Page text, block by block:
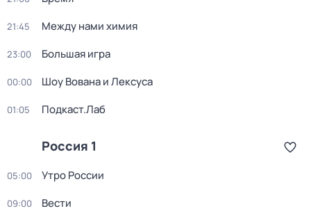
21:45 Между нами химия
23:00 Большая игра
00:00 Шоу Вована и Лексуса
01:05 Подкаст.Лаб
Россия 1
05:00 Утро России
09:00 Вести